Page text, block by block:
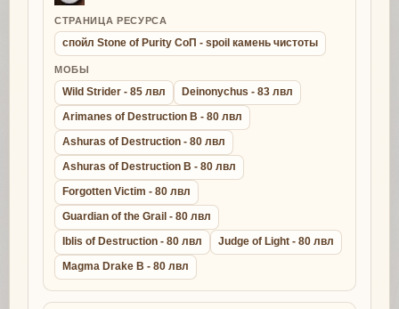
СТРАНИЦА РЕСУРСА
спойл Stone of Purity СоП - spoil камень чистоты
МОБЫ
Wild Strider - 85 лвл
Deinonychus - 83 лвл
Arimanes of Destruction B - 80 лвл
Ashuras of Destruction - 80 лвл
Ashuras of Destruction B - 80 лвл
Forgotten Victim - 80 лвл
Guardian of the Grail - 80 лвл
Iblis of Destruction - 80 лвл
Judge of Light - 80 лвл
Magma Drake B - 80 лвл